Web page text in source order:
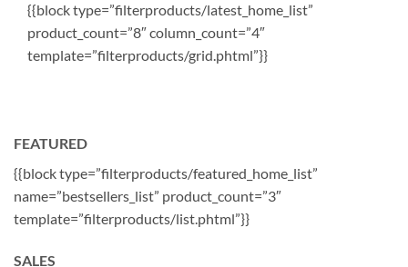
{{block type=”filterproducts/latest_home_list”
product_count=”8″ column_count=”4″
template=”filterproducts/grid.phtml”}}
FEATURED
{{block type=”filterproducts/featured_home_list”
name=”bestsellers_list” product_count=”3″
template=”filterproducts/list.phtml”}}
SALES